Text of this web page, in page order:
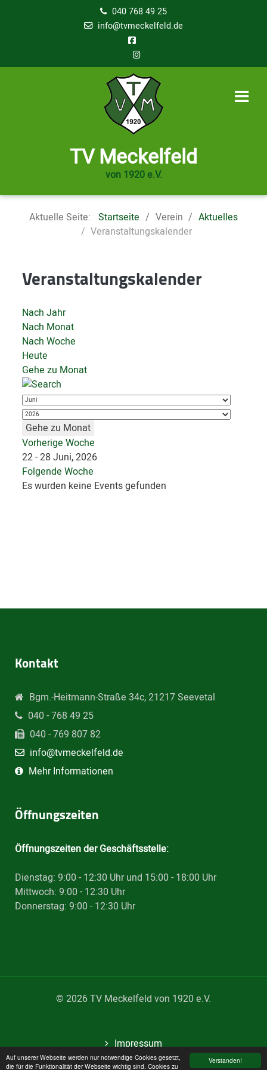
Verstanden!
Auf unserer Webseite werden nur notwendige Cookies gesetzt,
die für die Funktionalität der Webseite wichtig sind. Cookies zu
040 768 49 25
info@tvmeckelfeld.de
TV Meckelfeld
von 1920 e.V.
Aktuelle Seite: Startseite Verein
Aktuelles
Veranstaltungskalender
Veranstaltungskalender
Nach Jahr
Nach Monat
Nach Woche
Heute
Gehe zu Monat
Gehe zu Monat
Vorherige Woche
22 - 28 Juni, 2026
Folgende Woche
Es wurden keine Events gefunden
Kontakt
Bgm.-Heitmann-Straße 34c, 21217 Seevetal
040 - 768 49 25
040 - 769 807 82
info@tvmeckelfeld.de
Mehr Informationen
Öffnungszeiten
Öffnungszeiten der Geschäftsstelle:
Dienstag: 9:00 - 12:30 Uhr und 15:00 - 18:00 Uhr
Mittwoch: 9:00 - 12:30 Uhr
Donnerstag: 9:00 - 12:30 Uhr
© 2026 TV Meckelfeld von 1920 e.V.
Impressum
Datenschutz